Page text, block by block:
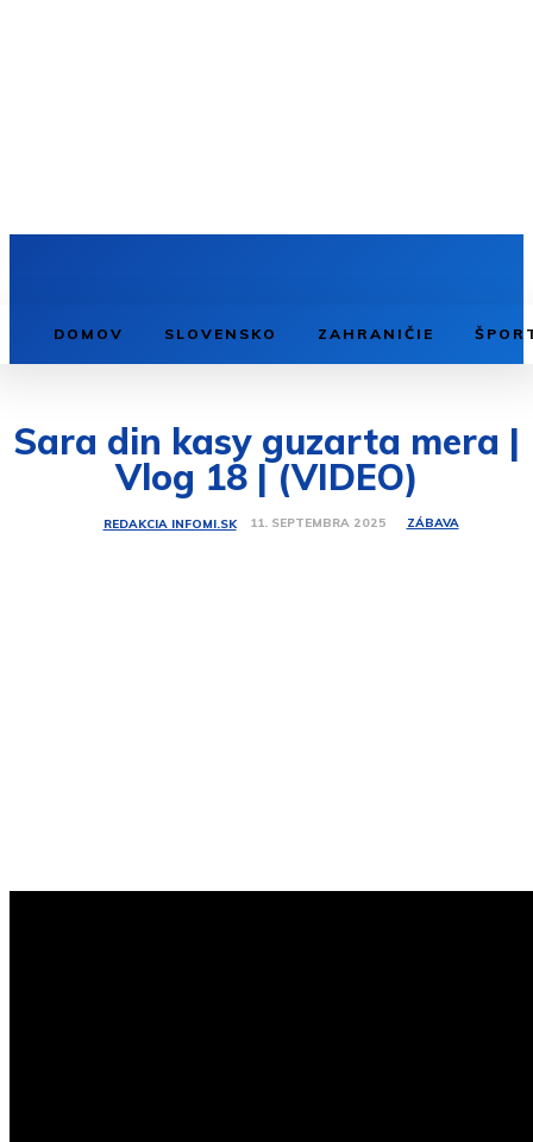
DOMOV SLOVENSKO ZAHRANIČIE
Sara din kasy guzarta mera |
Vlog 18 | (VIDEO)
REDAKCIA INFOMI.SK 11. SEPTEMBRA 2025 ZÁBAVA